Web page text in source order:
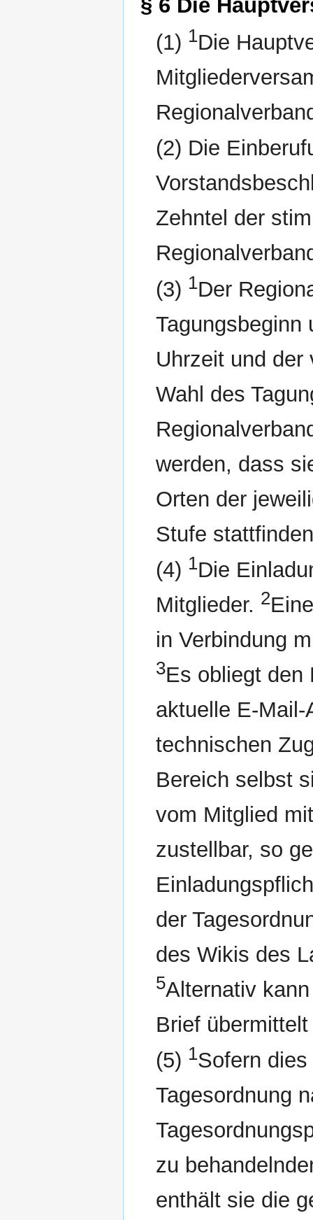
§ 6 Die
(1) 1Die
(2) Die
Zehntel der
(3) 1Der
Tagungsbeginn
Uhrzeit und
Wahl des
werden, dass
Orten der
Stufe
(4) 1Die
Mitglieder. 2
in Verbindung
3Es obliegt den
aktuelle E-
technischen
Bereich selbst
vom Mitglied
zustellbar, so
der
des Wikis des
5Alternativ
Brief
(5) 1Sofern
Tagesordnung
zu
enthält sie die